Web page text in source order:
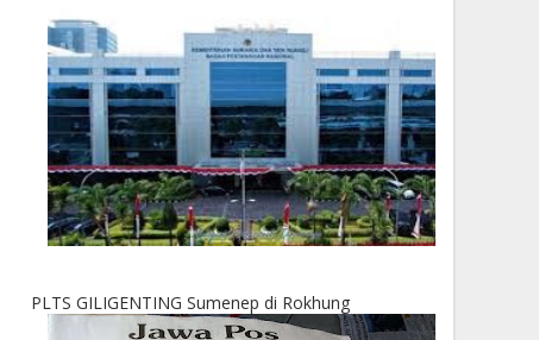
PLTS GILIGENTING Sumenep di Rokhung